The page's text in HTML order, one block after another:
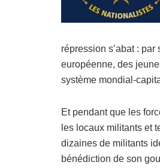
répression s’abat :
européenne, des
système mondial-
Et pendant que les
les locaux militants et
dizaines de militants
bénédiction de son